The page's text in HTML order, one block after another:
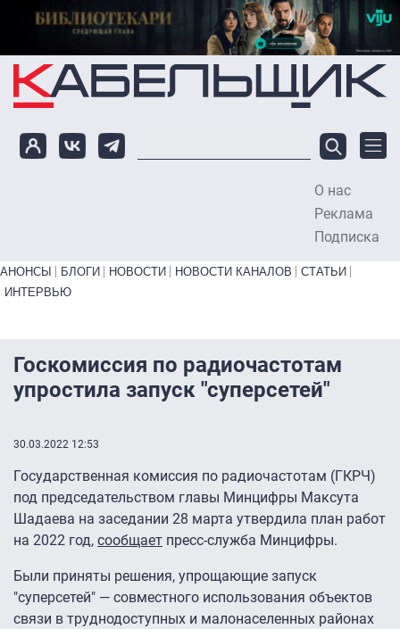
Перейти к основному содержанию
О нас
Реклама
Подписка
Primary links bottom
АНОНСЫ БЛОГИ НОВОСТИ НОВОСТИ КАНАЛОВ
СТАТЬИ
ИНТЕРВЬЮ
Госкомиссия по радиочастотам
упростила запуск "суперсетей"
30.03.2022 12:53
Государственная комиссия по радиочастотам (ГКРЧ)
под председательством главы Минцифры Максута
Шадаева на заседании 28 марта утвердила план работ
на 2022 год, сообщает пресс-служба Минцифры.
Были приняты решения, упрощающие запуск
"суперсетей" — совместного использования объектов
связи в труднодоступных и малонаселенных районах